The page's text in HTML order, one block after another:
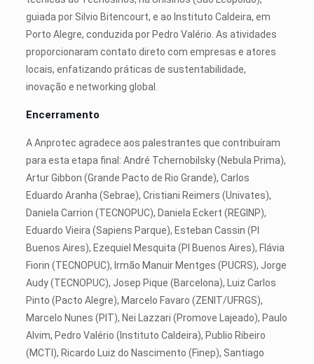
guiada por Silvio Bitencourt, e ao Instituto Caldeira, em
Porto Alegre, conduzida por Pedro Valério. As atividades
proporcionaram contato direto com empresas e atores
locais, enfatizando práticas de sustentabilidade,
inovação e networking global.
Encerramento
A Anprotec agradece aos palestrantes que contribuíram
para esta etapa final: André Tchernobilsky (Nebula Prima),
Artur Gibbon (Grande Pacto de Rio Grande), Carlos
Eduardo Aranha (Sebrae), Cristiani Reimers (Univates),
Daniela Carrion (TECNOPUC), Daniela Eckert (REGINP),
Eduardo Vieira (Sapiens Parque), Esteban Cassin (PI
Buenos Aires), Ezequiel Mesquita (PI Buenos Aires), Flávia
Fiorin (TECNOPUC), Irmão Manuir Mentges (PUCRS), Jorge
Audy (TECNOPUC), Josep Pique (Barcelona), Luiz Carlos
Pinto (Pacto Alegre), Marcelo Favaro (ZENIT/UFRGS),
Marcelo Nunes (PIT), Nei Lazzari (Promove Lajeado), Paulo
Alvim, Pedro Valério (Instituto Caldeira), Publio Ribeiro
(MCTI), Ricardo Luiz do Nascimento (Finep), Santiago